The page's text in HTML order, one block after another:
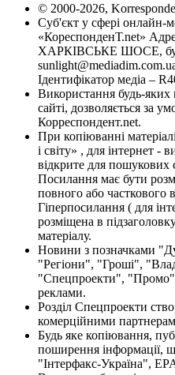
© 2000-2026,
Суб'єкт у сфері онлайн-
«КореспонденТ.net»
ХАРКІВСЬКЕ ШОСЕ,
Ідентифікатор медіа –
Використання будь-яких
сайті, дозволяється за
Корреспондент.net.
При копіюванні
і світу» , для інтернет -
відкрите для пошукових
Посилання має бути
повного або часткового
Гіперпосилання ( для
розміщена в
матеріалу.
Новини з позначками
"Регіони", "Гроші",
"Спецпроекти", "Промо"
реклами.
Розділ Спецпроекти
комерційними
Будь яке копіювання,
поширення інформації,
"Інтерфакс-Україна",